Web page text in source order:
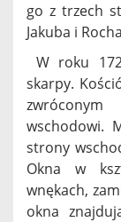
go z trzech
Jakuba i
W roku
skarpy.
wschodowi.
strony
Okna w
wnękach,
okna